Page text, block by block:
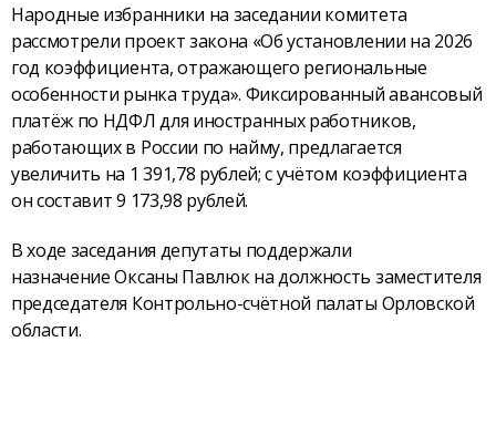
Народные избранники на заседании комитета
рассмотрели проект закона «Об установлении на 2026
год коэффициента, отражающего региональные
особенности рынка труда». Фиксированный авансовый
платёж по НДФЛ для иностранных работников,
работающих в России по найму, предлагается
увеличить на 1 391,78 рублей; с учётом коэффициента
он составит 9 173,98 рублей.
В ходе заседания депутаты поддержали
назначение Оксаны Павлюк на должность заместителя
председателя Контрольно-счётной палаты Орловской
области.